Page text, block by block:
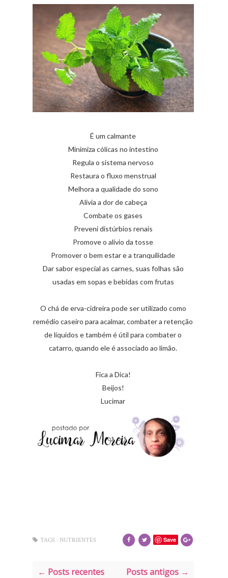
É um calmante
Minimiza cólicas no intestino
Regula o sistema nervoso
Restaura o fluxo menstrual
Melhora a qualidade do sono
Alivia a dor de cabeça
Combate os gases
Preveni distúrbios renais
Promove o alívio da tosse
Promover o bem estar e a tranquilidade
Dar sabor especial as carnes, suas folhas são
usadas em sopas e bebidas com frutas
O chá de erva-cidreira pode ser utilizado como
remédio caseiro para acalmar, combater a retenção
de líquidos e também é útil para combater o
catarro, quando ele é associado ao limão.
Fica a Dica!
Beijos!
Lucimar
Save
TAGS : NUTRIENTES
← Posts recentes Posts antigos →